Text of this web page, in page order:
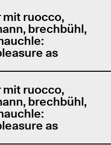
ruocco,
brechbühl,
as
ruocco,
brechbühl,
as